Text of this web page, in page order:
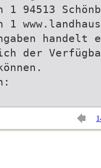
1 94513
1
der